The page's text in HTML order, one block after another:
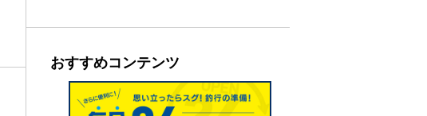
おすすめコンテンツ